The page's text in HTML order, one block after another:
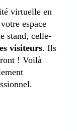
virtuelle en
espace
stand, celle-
visiteurs. Ils
! Voilà